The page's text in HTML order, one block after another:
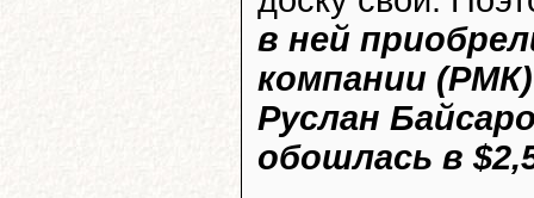
в ней
компании
Руслан
обошлась в